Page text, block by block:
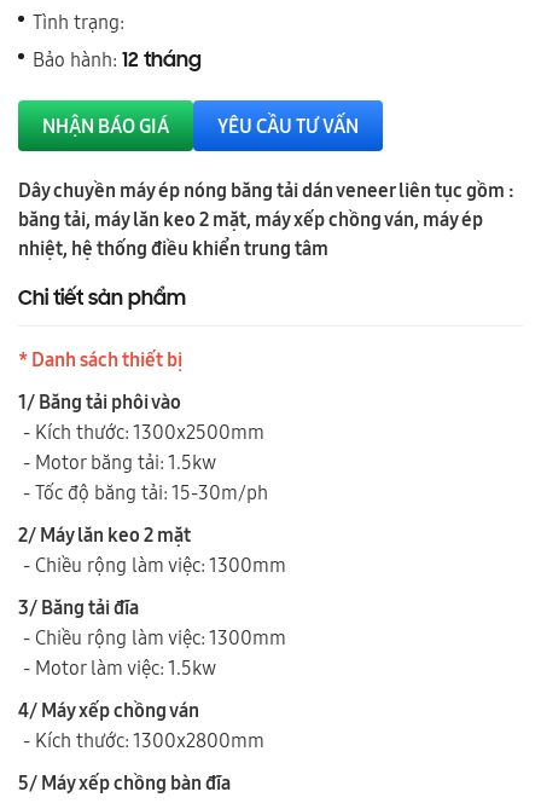
Tình trạng:
Bảo hành: 12 tháng
NHẬN BÁO GIÁ YÊU CẦU TƯ VẤN
Dây chuyền máy ép nóng băng tải dán veneer liên tục gồm :
băng tải, máy lăn keo 2 mặt, máy xếp chồng ván, máy ép
nhiệt, hệ thống điều khiển trung tâm
Chi tiết sản phẩm
* Danh sách thiết bị
1/ Băng tải phôi vào
- Kích thước: 1300x2500mm
- Motor băng tải: 1.5kw
- Tốc độ băng tải: 15-30m/ph
2/ Máy lăn keo 2 mặt
- Chiều rộng làm việc: 1300mm
3/ Băng tải đĩa
- Chiều rộng làm việc: 1300mm
- Motor làm việc: 1.5kw
4/ Máy xếp chồng ván
- Kích thước: 1300x2800mm
5/ Máy xếp chồng bàn đĩa